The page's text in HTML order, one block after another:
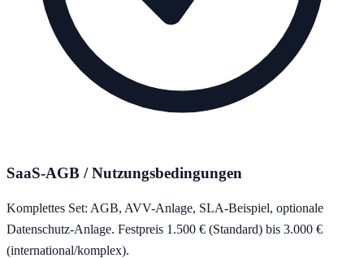
SaaS-AGB / Nutzungsbedingungen
Komplettes Set: AGB, AVV-Anlage, SLA-Beispiel, optionale
Datenschutz-Anlage. Festpreis 1.500 € (Standard) bis 3.000 €
(international/komplex).